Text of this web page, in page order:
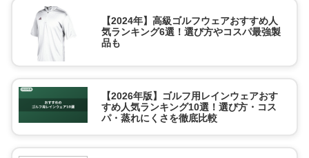
【2024年】高級ゴルフウェアおすすめ人
気ランキング6選！選び方やコスパ最強製
品も
【2026年版】ゴルフ用レインウェアおす
すめ人気ランキング10選！選び方・コス
パ・蒸れにくさを徹底比較